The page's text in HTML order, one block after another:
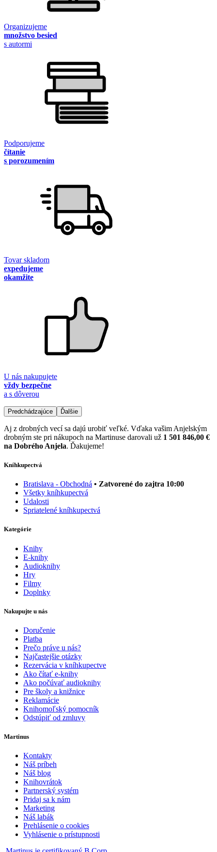
Organizujeme
množstvo besied
s autormi
Podporujeme
čítanie
s porozumením
Tovar skladom
expedujeme
okamžite
U nás nakupujete
vždy bezpečne
a s dôverou
Predchádzajúce Ďalšie
Aj z drobných vecí sa dajú urobiť veľké. Vďaka vašim Anjelským
drobným ste pri nákupoch na Martinuse darovali už 1 501 846,00 €
na Dobrého Anjela. Ďakujeme!
Kníhkupectvá
Bratislava - Obchodná • Zatvorené do zajtra 10:00
Všetky kníhkupectvá
Udalosti
Spriatelené kníhkupectvá
Kategórie
Knihy
E-knihy
Audioknihy
Hry
Filmy
Doplnky
Nakupujte u nás
Doručenie
Platba
Prečo práve u nás?
Najčastejšie otázky
Rezervácia v kníhkupectve
Ako čítať e-knihy
Ako počúvať audioknihy
Pre školy a knižnice
Reklamácie
Knihomoľský pomocník
Odstúpiť od zmluvy
Martinus
Kontakty
Náš príbeh
Náš blog
Knihovrátok
Partnerský systém
Pridaj sa k nám
Marketing
Náš labák
Prehlásenie o cookies
Vyhlásenie o prístupnosti